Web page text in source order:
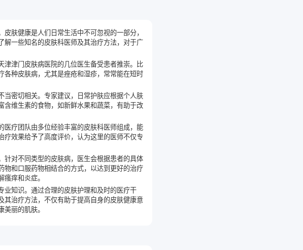
肤健康是人们日常生活中不可忽视的一部分，
一些知名的皮肤科医师及其治疗方法，对于广
津津门皮肤病医院的几位医生备受患者推崇。比
种皮肤病，尤其是痤疮和湿疹，常常能在短时
当密切相关。专家建议，日常护肤应根据个人肤
含维生素的食物，如新鲜水果和蔬菜，有助于改
医疗团队由多位经验丰富的皮肤科医师组成，能
效果给予了高度评价，认为这里的医师不仅专
针对不同类型的皮肤病，医生会根据患者的具体
和口服药物相结合的方式，以达到更好的治疗
痒和炎症。
业知识。通过合理的皮肤护理和及时的医疗干
治疗方法，不仅有助于提高自身的皮肤健康意
丽的肌肤。